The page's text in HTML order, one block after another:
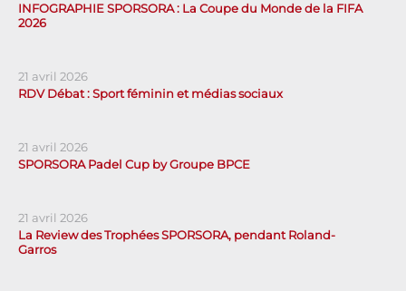
INFOGRAPHIE SPORSORA : La Coupe du Monde de la FIFA
2026
21 avril 2026
RDV Débat : Sport féminin et médias sociaux
21 avril 2026
SPORSORA Padel Cup by Groupe BPCE
21 avril 2026
La Review des Trophées SPORSORA, pendant Roland-
Garros